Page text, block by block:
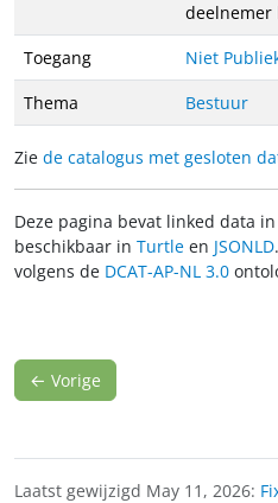
deelnemer
Toegang
Niet
Thema
Bestuur
Zie de catalogus met gesloten
Deze pagina bevat linked data in
beschikbaar in Turtle en JSONLD
volgens de DCAT-AP-NL 3.0
← Vorige
Laatst gewijzigd May 11, 2026: